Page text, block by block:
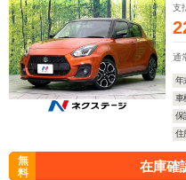
支
通
年
車
保
住
無
料
在庫確